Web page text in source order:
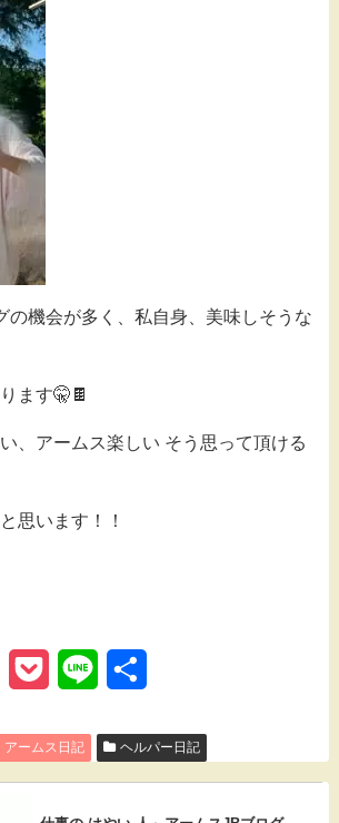
の機会が多く、私自身、美味しそうな
ます🤫🍫
、アームス楽しい そう思って頂ける
思います！！
e
c
k
n
e
アームス日記 ヘルパー日記